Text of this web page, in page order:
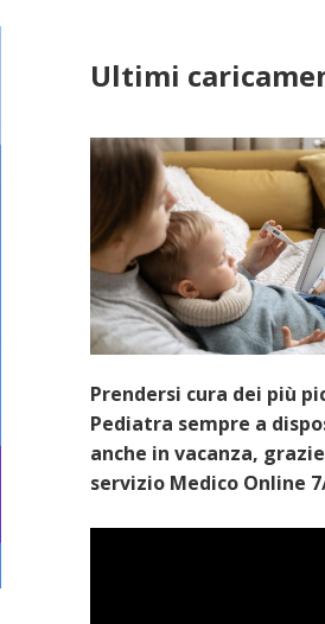
Ultimi
Prendersi cura dei più
Pediatra sempre a
anche in vacanza,
servizio Medico Online